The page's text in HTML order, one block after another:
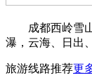
成都西岭雪山
瀑，云海、日出
旅游线路推荐更